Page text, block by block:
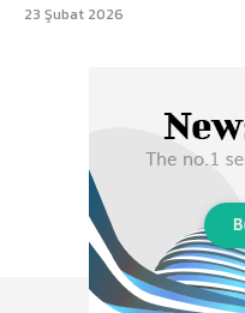
23 Şubat 2026